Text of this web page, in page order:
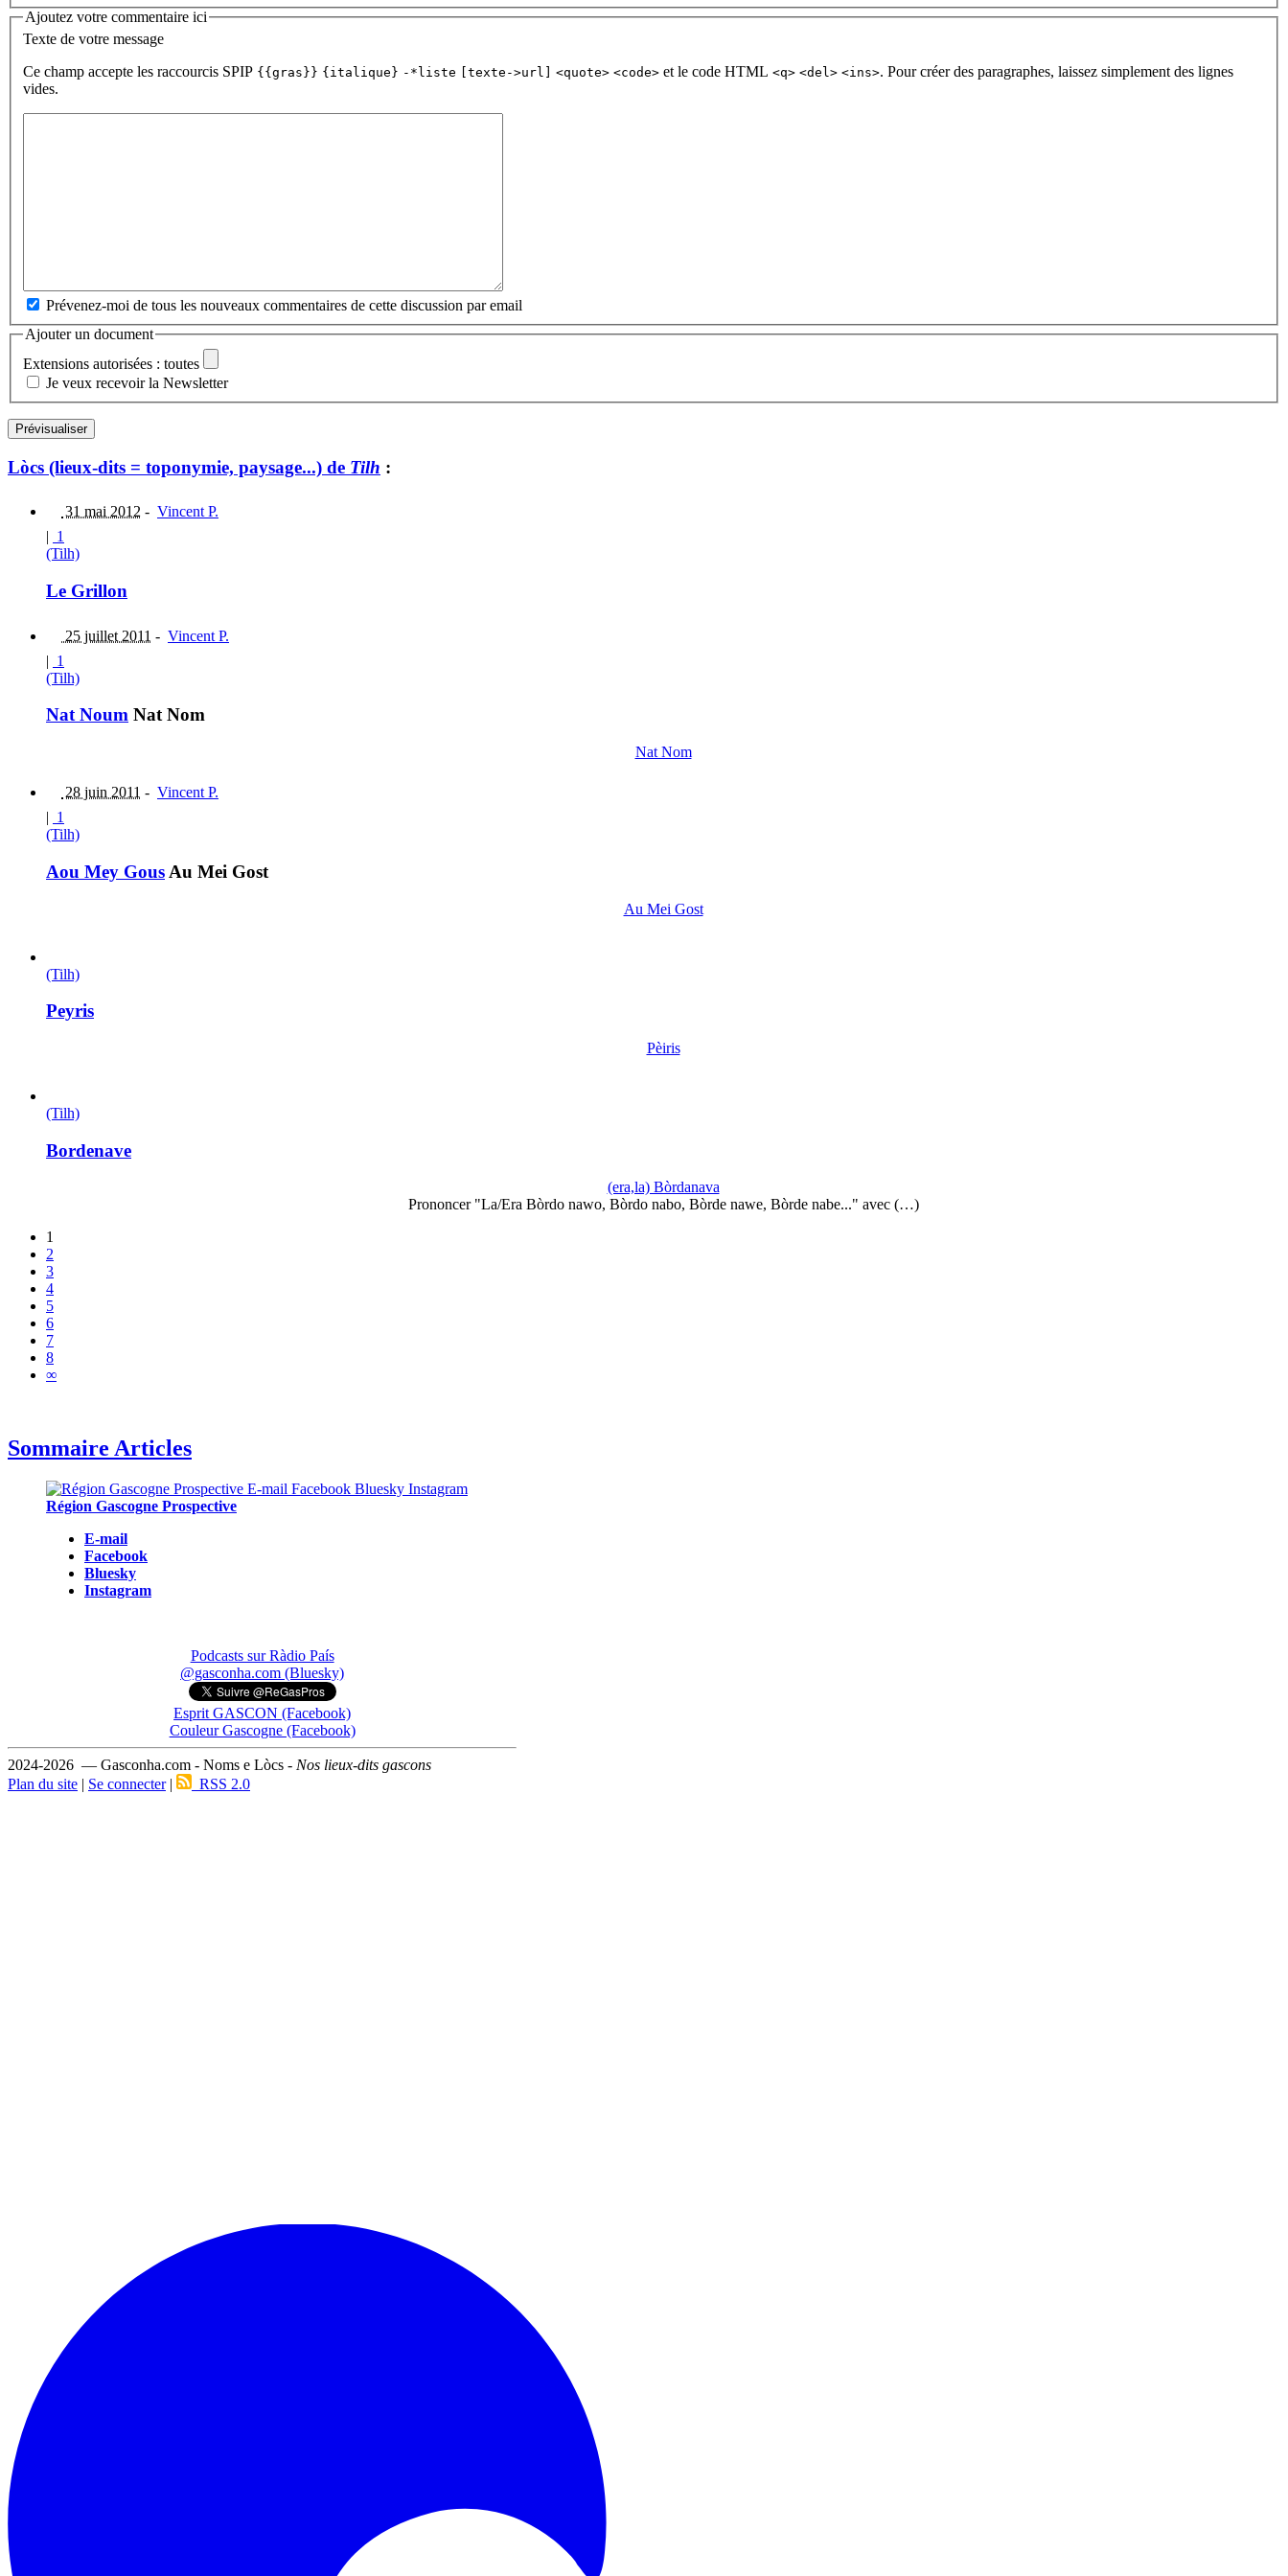
Ajoutez votre commentaire ici
Texte de votre message
Ce champ accepte les raccourcis SPIP {{gras}} {italique} -*liste [texte->url] <quote> <code> et le code HTML <q> <del> <ins>. Pour créer des paragraphes, laissez simplement des lignes
vides.
Prévenez-moi de tous les nouveaux commentaires de cette discussion par email
Ajouter un document
Extensions autorisées : toutes
Je veux recevoir la Newsletter
Lòcs (lieux-dits = toponymie, paysage...) de Tilh :
31 mai 2012 - Vincent P.
| 1
(Tilh)
Le Grillon
25 juillet 2011 - Vincent P.
| 1
(Tilh)
Nat Noum Nat Nom
Nat Nom
28 juin 2011 - Vincent P.
| 1
(Tilh)
Aou Mey Gous Au Mei Gost
Au Mei Gost
(Tilh)
Peyris
Pèiris
(Tilh)
Bordenave
(era,la) Bòrdanava
Prononcer "La/Era Bòrdo nawo, Bòrdo nabo, Bòrde nawe, Bòrde nabe..." avec (…)
1
2
3
4
5
6
7
8
∞
Sommaire Articles
Région Gascogne Prospective
E-mail
Facebook
Bluesky
Instagram
Podcasts sur Ràdio País
@gasconha.com (Bluesky)
Esprit GASCON (Facebook)
Couleur Gascogne (Facebook)
2024-2026 — Gasconha.com - Noms e Lòcs - Nos lieux-dits gascons
Plan du site | Se connecter| RSS 2.0